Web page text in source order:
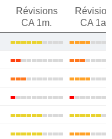
Révisions
CA 1m.
CA 1an